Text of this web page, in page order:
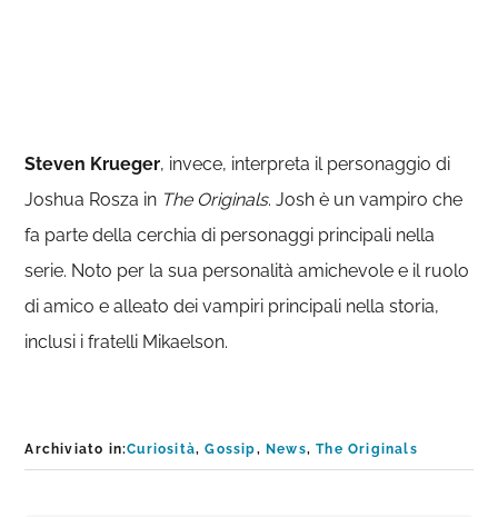
Steven Krueger, invece, interpreta il personaggio di
Joshua Rosza in The Originals. Josh è un vampiro che
fa parte della cerchia di personaggi principali nella
serie. Noto per la sua personalità amichevole e il ruolo
di amico e alleato dei vampiri principali nella storia,
inclusi i fratelli Mikaelson.
Archiviato in:Curiosità,Gossip, News,The Originals